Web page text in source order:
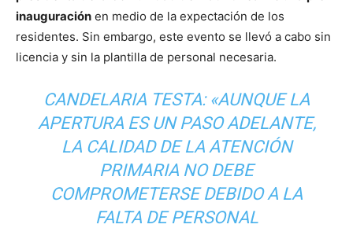
inauguración en medio de la expectación de los
residentes. Sin embargo, este evento se llevó a cabo sin
licencia y sin la plantilla de personal necesaria.
CANDELARIA TESTA: «AUNQUE LA
APERTURA ES UN PASO ADELANTE,
LA CALIDAD DE LA ATENCIÓN
PRIMARIA NO DEBE
COMPROMETERSE DEBIDO A LA
FALTA DE PERSONAL